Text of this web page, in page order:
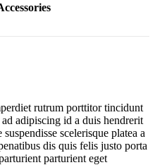
rutrum porttitor tincidunt
adipiscing id a duis hendrerit
scelerisque platea a
dis quis felis justo porta
parturient eget